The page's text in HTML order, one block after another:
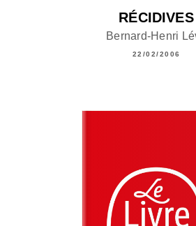
RÉCIDIVES
Bernard-Henri
22/02/2006